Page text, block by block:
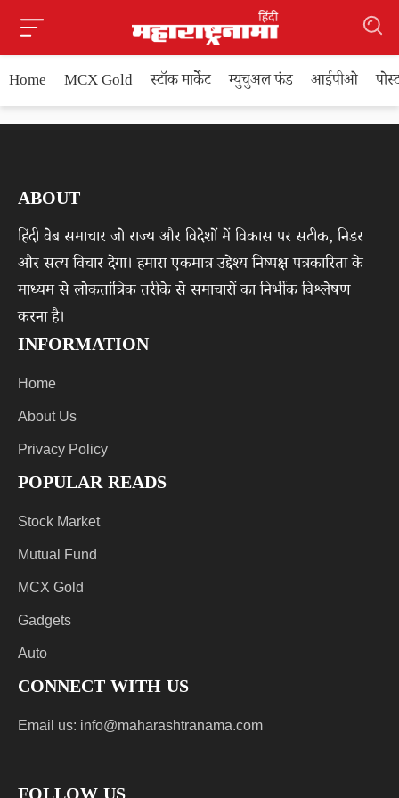
Home MCX Gold स्टॉक मार्केट म्युचुअल फंड आईपीओ
ABOUT
हिंदी वेब समाचार जो राज्य और विदेशों में विकास पर सटीक, निडर
और सत्य विचार देगा। हमारा एकमात्र उद्देश्य निष्पक्ष पत्रकारिता के
माध्यम से लोकतांत्रिक तरीके से समाचारों का निर्भीक विश्लेषण
करना है।
INFORMATION
Home
About Us
Privacy Policy
POPULAR READS
Stock Market
Mutual Fund
MCX Gold
Gadgets
Auto
CONNECT WITH US
Email us: info@maharashtranama.com